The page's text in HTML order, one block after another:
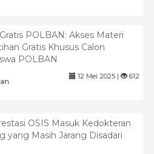
POLBAN: Akses Materi
Gratis Khusus Calon
POLBAN
12 Mei 2025 | 612
OSIS Masuk Kedokteran
yang Masih Jarang Disadari